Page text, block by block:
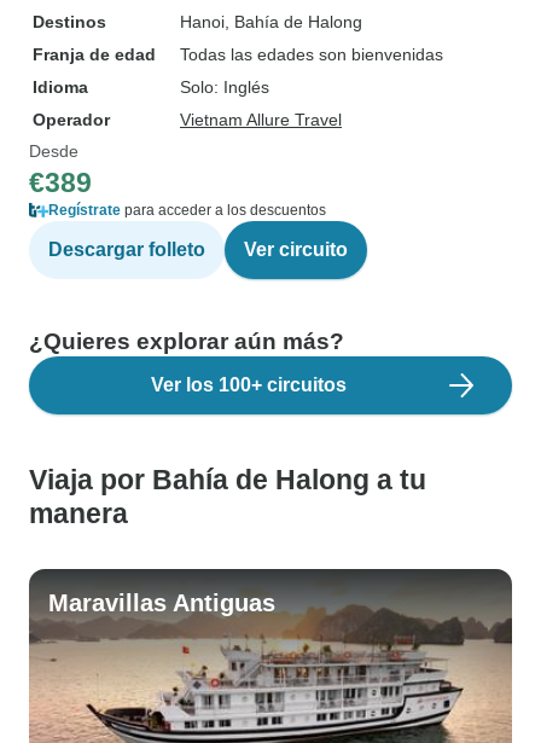
Destinos
Hanoi , Bahía de Halong
Franja de edad
Todas las edades son bienvenidas
Idioma
Solo: Inglés
Operador
Vietnam Allure Travel
Desde
€389
Regístrate para acceder a los descuentos
Descargar folleto Ver circuito
¿Quieres explorar aún más?
Ver los 100+ circuitos
Viaja por Bahía de Halong a tu
manera
Maravillas Antiguas